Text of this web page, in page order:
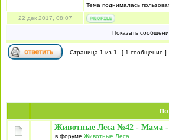
Тема поднималась
22 дек 2017, 08:07
Показать
Страница 1 из 1 [ 1 сообщение ]
Животные Леса №42 - Мама -
в форуме Животные Леса